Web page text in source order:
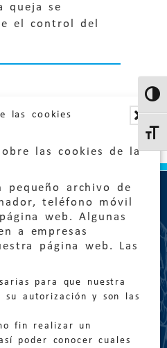
las cookies
las cookies de la
pequeño archivo de
teléfono móvil
web. Algunas
a empresas
página web. Las
para que nuestra
su autorización y son las
fin realizar un
poder conocer cuales
queja se
el control del
399 354